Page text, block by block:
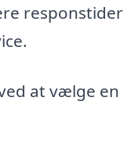
responstider
at vælge en